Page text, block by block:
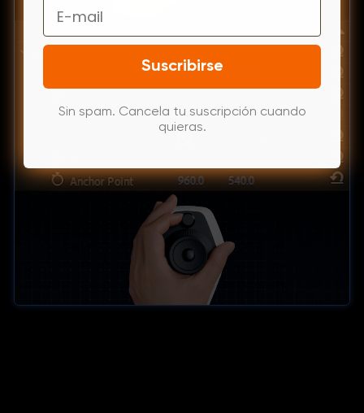
Email
Suscribirse
Sin spam. Cancela tu suscripción cuando
quieras.